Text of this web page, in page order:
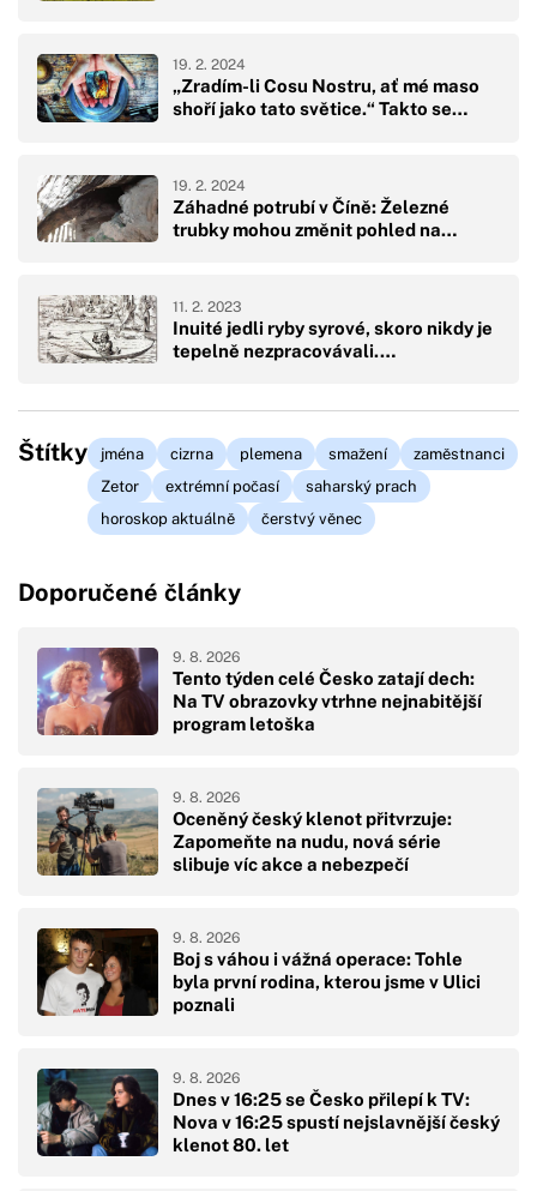
„Zradím-li Cosu Nostru, ať mé maso
shoří jako tato světice.“ Takto se…
19. 2. 2024
Záhadné potrubí v Číně: Železné
trubky mohou změnit pohled na…
19. 2. 2024
Inuité jedli ryby syrové, skoro nikdy je
tepelně nezpracovávali.…
11. 2. 2023
Štítky jména cizrna plemena smažení
zaměstnanci
Zetor
extrémní počasí
saharský prach
horoskop aktuálně
čerstvý věnec
Doporučené články
Tento týden celé Česko zatají dech:
Na TV obrazovky vtrhne nejnabitější
program letoška
9. 8. 2026
Oceněný český klenot přitvrzuje:
Zapomeňte na nudu, nová série
slibuje víc akce a nebezpečí
9. 8. 2026
Boj s váhou i vážná operace: Tohle
byla první rodina, kterou jsme v Ulici
poznali
9. 8. 2026
Dnes v 16:25 se Česko přilepí k TV:
Nova v 16:25 spustí nejslavnější český
klenot 80. let
9. 8. 2026